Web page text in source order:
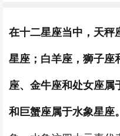
在十二星座当中，天秤
星座；白羊座，狮子座
座、 金牛座和处女座属
和巨蟹座属于水象星座。